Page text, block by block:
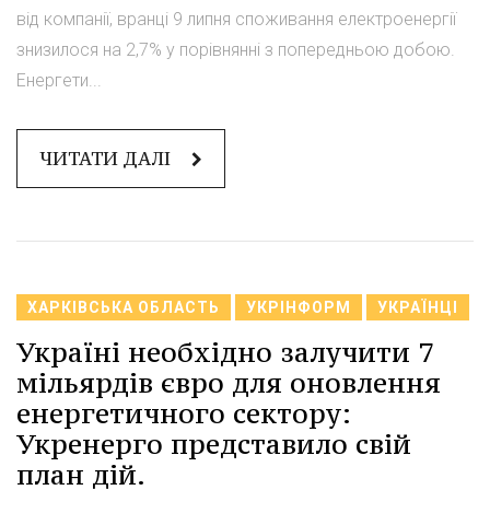
від компанії, вранці 9 липня споживання електроенергії
знизилося на 2,7% у порівнянні з попередньою добою.
Енергети...
ЧИТАТИ ДАЛІ
ХАРКІВСЬКА ОБЛАСТЬ УКРІНФОРМ УКРАЇНЦІ
Україні необхідно залучити 7
мільярдів євро для оновлення
енергетичного сектору:
Укренерго представило свій
план дій.